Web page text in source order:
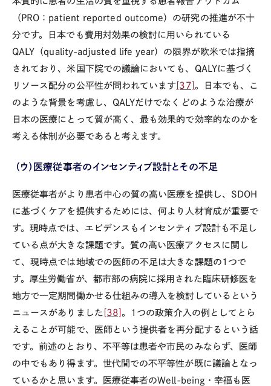
（ PRO ： patient reported outcome ）の研究の推進が不十
分です。日本でも費用対効果の検討に用いられている
QALY （ quality-adjusted life year）の限界が欧米では指摘
されており、米国下院での議論においても、 QALYに基づく
リソース配分の公平性が問われています [37] 。日本でも、こ
のような背景を考慮し、 QALYだけでなくどのような治療が
日本の医療にとって質が高く、最も効果的で効率的なのかを
考える体制が必要であると考えます。
（ウ）医療従事者のインセンティブ設計とその不足
医療従事者がより患者中心の質の高い医療を提供し、 SDOH
に基づくケアを提供するためには、何より人材育成が重要で
す。現時点では、エビデンスもインセンティブ設計も不足し
ている点が大きな課題です。質の高い医療アクセスに関し
て、現時点では地域での医師の不足は大きな課題の 1 つで
す。厚生労働省が、都市部の病院に採用された臨床研修医を
地方で一定期間働かせる仕組みの導入を検討しているという
ニュースがありました [38] 。 1 つの政策介入の例としてとら
えることが可能で、医師という提供者を再分配するという話
です。前述のとおり、不平等は患者や市民のみならず、医師
の中でもあり得ます。世代間での不平等性が既に議論となっ
ているかと思います。医療従事者のWell-being・幸福も医